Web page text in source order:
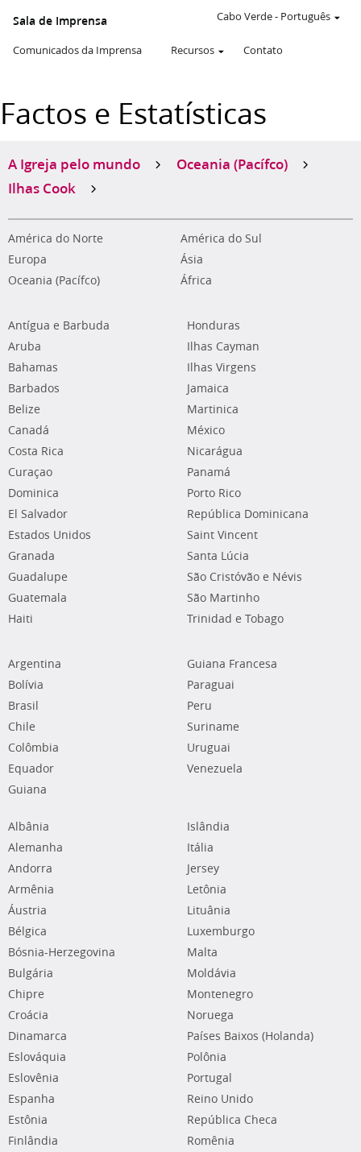
Sala de Imprensa
Comunicados da Imprensa Recursos Contato
Cabo Verde- Português
Factos e Estatísticas
A Igreja pelo mundo
Oceania (Pacífco)
Ilhas Cook
América do Norte
América do Sul
Europa
Ásia
Oceania (Pacífco)
África
Antígua e Barbuda
Aruba
Bahamas
Barbados
Belize
Canadá
Costa Rica
Curaçao
Dominica
El Salvador
Estados Unidos
Granada
Guadalupe
Guatemala
Haiti
Honduras
Ilhas Cayman
Ilhas Virgens
Jamaica
Martinica
México
Nicarágua
Panamá
Porto Rico
República Dominicana
Saint Vincent
Santa Lúcia
São Cristóvão e Névis
São Martinho
Trinidad e Tobago
Argentina
Bolívia
Brasil
Chile
Colômbia
Equador
Guiana
Guiana Francesa
Paraguai
Peru
Suriname
Uruguai
Venezuela
Albânia
Alemanha
Andorra
Armênia
Áustria
Bélgica
Bósnia-Herzegovina
Bulgária
Chipre
Croácia
Dinamarca
Eslováquia
Eslovênia
Espanha
Estônia
Finlândia
Islândia
Itália
Jersey
Letônia
Lituânia
Luxemburgo
Malta
Moldávia
Montenegro
Noruega
Países Baixos (Holanda)
Polônia
Portugal
Reino Unido
República Checa
Romênia